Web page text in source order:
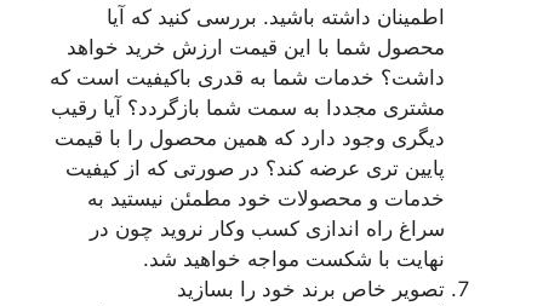
اطمینان داشته باشید. بررسی کنید که آیا
محصول شما با این قیمت ارزش خرید خواهد
داشت؟ خدمات شما به قدری باکیفیت است که
مشتری مجددا به سمت شما بازگردد؟ آیا رقیب
دیگری وجود دارد که همین محصول را با قیمت
پایین تری عرضه کند؟ در صورتی که از کیفیت
خدمات و محصولات خود مطمئن نیستید به
سراغ راه اندازی کسب وکار نروید چون در
نهایت با شکست مواجه خواهید شد.
تصویر خاص برند خود را بسازید